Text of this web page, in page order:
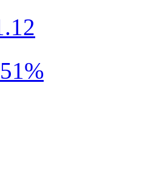
51%